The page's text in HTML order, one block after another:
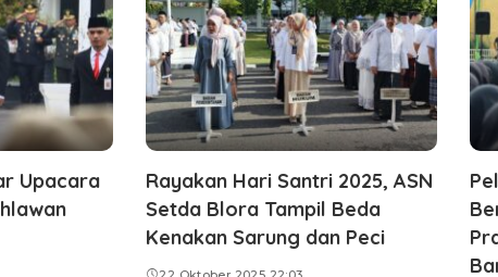
Upacara
Rayakan Hari Santri 2025, ASN
Setda Blora Tampil Beda
Kenakan Sarung dan Peci